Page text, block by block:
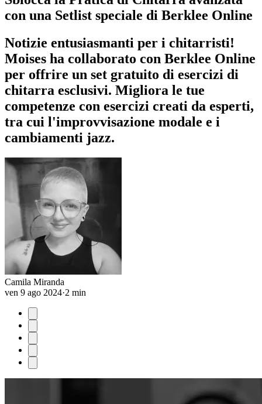
con una Setlist speciale di Berklee Online
Notizie entusiasmanti per i chitarristi!
Moises ha collaborato con Berklee Online
per offrire un set gratuito di esercizi di
chitarra esclusivi. Migliora le tue
competenze con esercizi creati da esperti,
tra cui l'improvvisazione modale e i
cambiamenti jazz.
Camila Miranda
ven 9 ago 2024·2 min